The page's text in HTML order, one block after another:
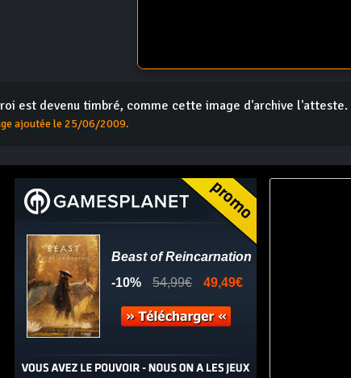
est devenu timbré, comme cette image d'archive l'atteste.
ajoutée le 25/06/2009.